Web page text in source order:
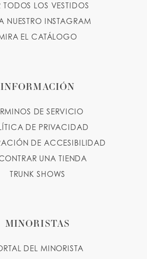
TODOS LOS VESTIDOS
NUESTRO INSTAGRAM
EL CATÁLOGO
INFORMACIÓN
DE SERVICIO
DE PRIVACIDAD
DE ACCESIBILIDAD
UNA TIENDA
TRUNK SHOWS
MINORISTAS
DEL MINORISTA